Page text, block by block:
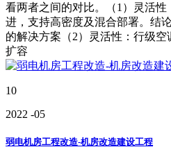
看两者之间的对比。（1）灵活
进，支持高密度及混合部署。结
的解决方案（2）灵活性：行级
扩容
10
2022 -05
弱电机房工程改造-机房改造建设工程